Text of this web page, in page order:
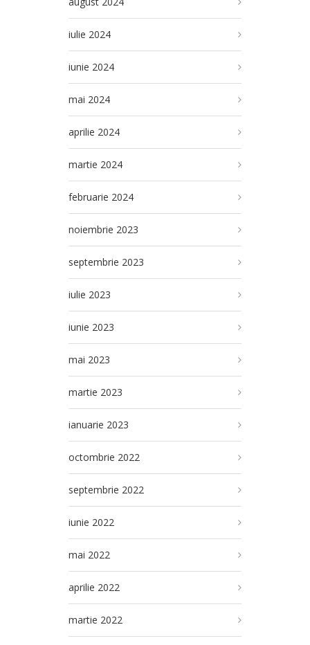
iulie 2024
iunie 2024
mai 2024
aprilie 2024
martie 2024
februarie 2024
noiembrie 2023
septembrie 2023
iulie 2023
iunie 2023
mai 2023
martie 2023
ianuarie 2023
octombrie 2022
septembrie 2022
iunie 2022
mai 2022
aprilie 2022
martie 2022